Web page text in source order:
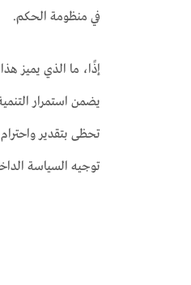
في منظومة الحكم.
إذًا، ما الذي يميز
يضمن استمرار
تحظى بتقدير
توجيه السياسة